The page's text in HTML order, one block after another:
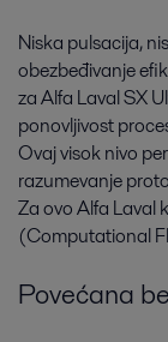
Niska pulsacija,
obezbeđivanje
za Alfa Laval SX
ponovljivost
Ovaj visok nivo
razumevanje
Za ovo Alfa Laval
(Computational
Povećana